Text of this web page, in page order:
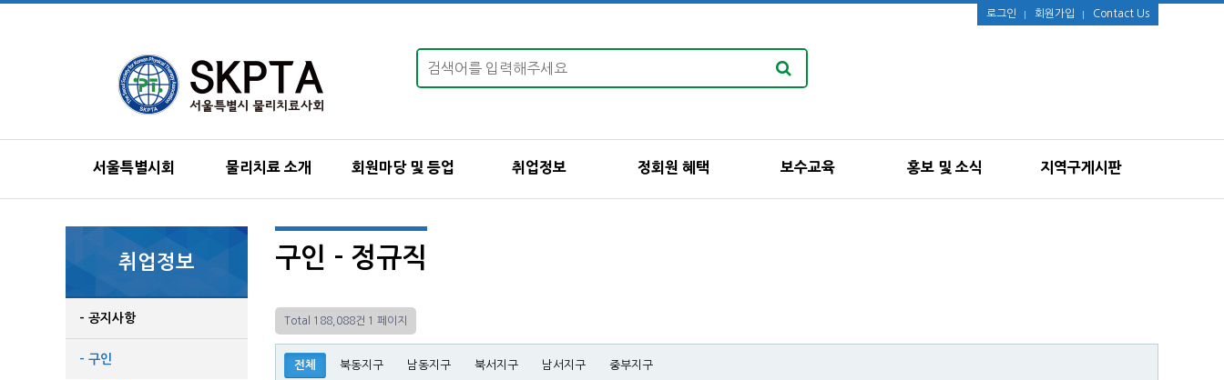
Contact Us
회원가입
로그인
서울특별시회 물리치료 소개 회원마당 및 등업 취업정보 정회원 혜택 보수교육 홍보 및 소식 지역구게시판
취업정보
- 공지사항
- 구인
구인 - 정규직
Total 188,088건 1 페이지
전체 북동지구 남동지구 북서지구 남서지구 중부지구